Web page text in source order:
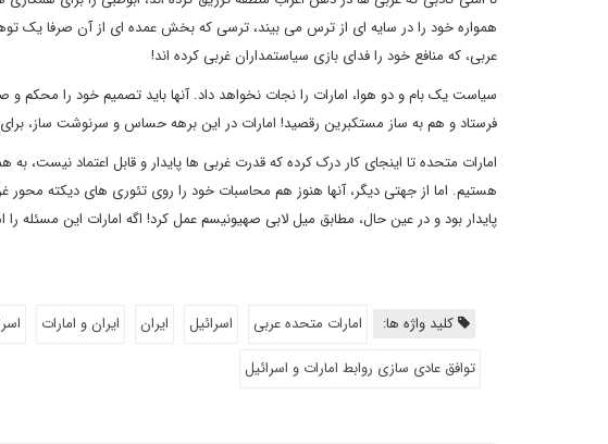
همواره خود را در سایه ای از ترس می بیند، ترسی که بخش عمده ای از آن صرفا
عربی، که منافع خود را فدای بازی سیاستمداران غربی کرده اند!
سیاست یک بام و دو هوا، امارات را نجات نخواهد داد. آنها باید تصمیم خود را محکم
فرستاد و هم به ساز مستکبرین رقصید! امارات در این برهه حساس و سرنوشت ساز،
امارات متحده تا اینجای کار درک کرده که قدرت غربی ها پایدار و قابل اعتماد
هستیم. اما از جهتی دیگر، آنها هنوز هم محاسبات خود را روی تئوری های دیکته محور
پایدار بود و در عین حال، مطابق میل لابی صهیونیسم عمل کرد! اگه امارات این مسئله
کلید واژه ها: امارات متحده عربی اسرائیل ایران ایران و امارات
توافق عادی سازی روابط امارات و اسرائیل